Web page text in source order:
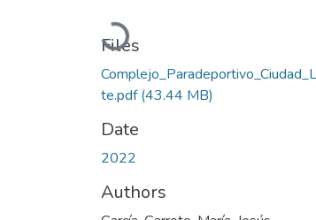
Loading...
Files
te.pdf(43.44 MB)
Date
2022
Authors